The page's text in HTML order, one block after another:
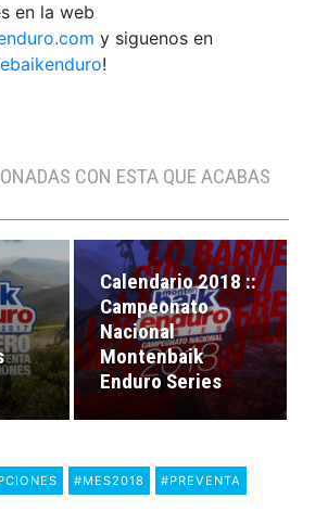
en la web
y siguenos en
!
CON ESTA QUE ACABAS
Calendario 2018 ::
Campeonato
Nacional
Montenbaik
Enduro Series
#MES2018 #PREVENTA